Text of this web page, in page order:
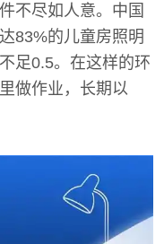
不尽如人意。中国
83%的儿童房照明
足0.5。在这样的环
做作业，长期以